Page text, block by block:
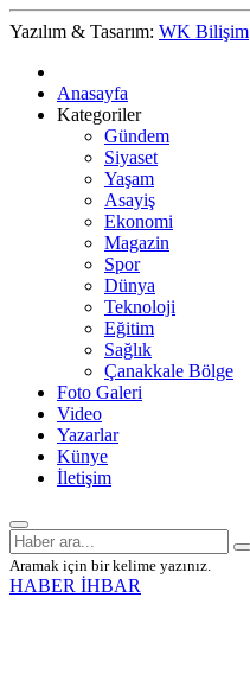
Yazılım & Tasarım: WK Bilişim
Anasayfa
Kategoriler
Gündem
Siyaset
Yaşam
Asayiş
Ekonomi
Magazin
Spor
Dünya
Teknoloji
Eğitim
Sağlık
Çanakkale Bölge
Foto Galeri
Video
Yazarlar
Künye
İletişim
Aramak için bir kelime yazınız.
HABER İHBAR